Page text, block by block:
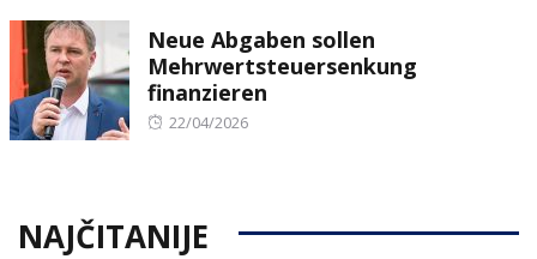
Neue Abgaben sollen
Mehrwertsteuersenkung
finanzieren
Posted
22/04/2026
NAJČITANIJE